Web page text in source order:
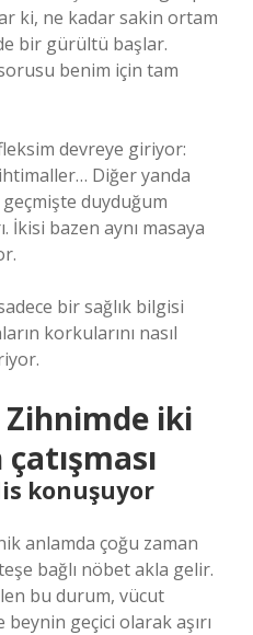
ki, ne kadar sakin ortam
bir gürültü başlar.
benim için tam
devreye giriyor:
Diğer yanda
duyduğum
İkisi bazen aynı masaya
bir sağlık bilgisi
korkularını nasıl
Zihnimde iki
konuşuyor
anlamda çoğu zaman
bağlı nöbet akla gelir.
bu durum, vücut
beynin geçici olarak aşırı